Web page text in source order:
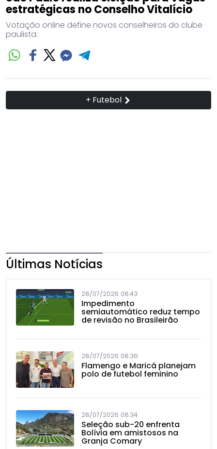
estratégicas no Conselho Vitalício
Votação online define novos conselheiros do clube
paulista.
+ Futebol
Últimas Notícias
28/07/2026 08:43
Impedimento
semiautomático reduz tempo
de revisão no Brasileirão
28/07/2026 08:36
Flamengo e Maricá planejam
polo de futebol feminino
28/07/2026 08:34
Seleção sub-20 enfrenta
Bolívia em amistosos na
Granja Comary